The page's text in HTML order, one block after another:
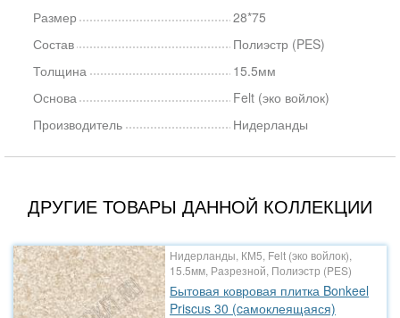
Размер
28*75
Состав
Полиэстр (PES)
Толщина
15.5мм
Основа
Felt (эко войлок)
Производитель
Нидерланды
ДРУГИЕ ТОВАРЫ ДАННОЙ КОЛЛЕКЦИИ
Нидерланды, КМ5, Felt (эко войлок),
15.5мм, Разрезной, Полиэстр (PES)
Бытовая ковровая плитка Bonkeel
Priscus 30 (cамоклеящаяся)